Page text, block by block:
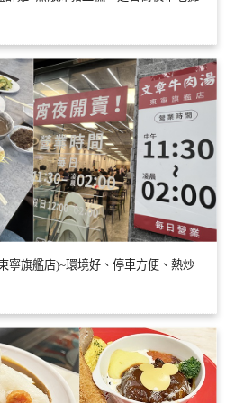
寧旗艦店)~環境好、停車方便、熱炒